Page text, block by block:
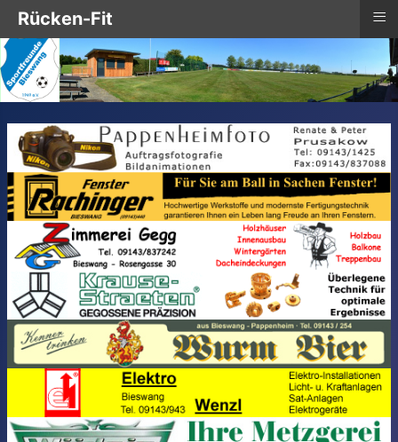
Rücken-Fit ≡